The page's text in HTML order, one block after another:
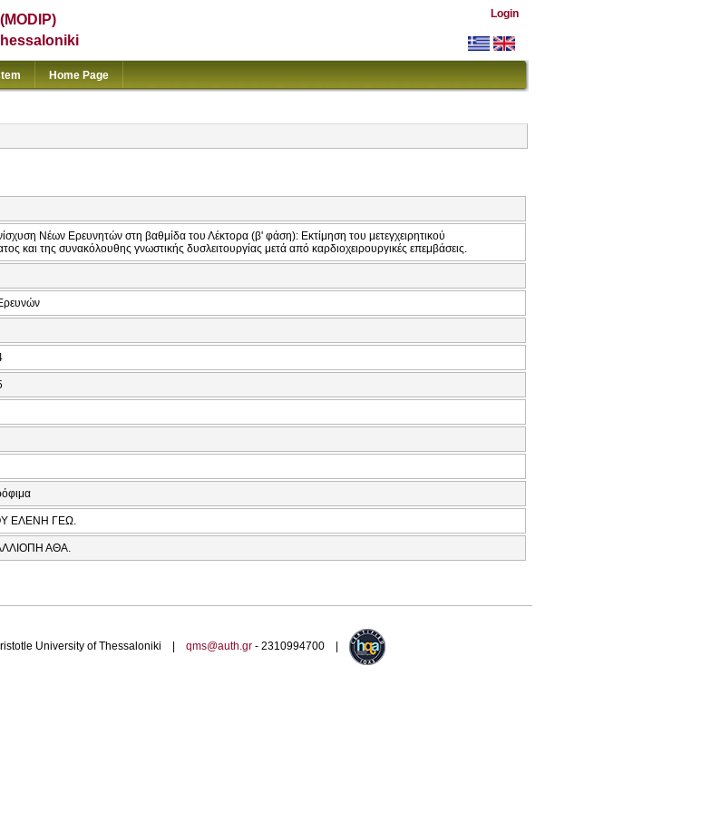
Login
Home Page
Νέων Ερευνητών στη βαθμίδα του Λέκτορα (β' φάση): Εκτίμηση του μετεγχειρητικού
και της συνακόλουθης γνωστικής δυσλειτουργίας μετά από καρδιοχειρουργικές επεμβάσεις.
ΕΛΕΝΗ ΓΕΩ.
ΑΘΑ.
University of Thessaloniki | qms@auth.gr- 2310994700 |